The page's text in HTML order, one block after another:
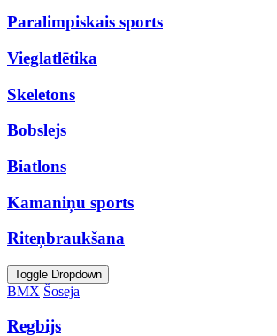
Paralimpiskais sports
Vieglatlētika
Skeletons
Bobslejs
Biatlons
Kamaniņu sports
Riteņbraukšana
Toggle Dropdown
BMX Šoseja
Regbijs